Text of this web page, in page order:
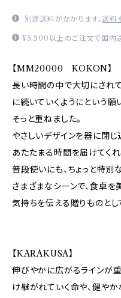
別途送料がかかります。送料
¥5,500以上のご注文で国内
【MM20000 KOKON】
長い時間の中で大切にされ
に続いていくようにという
そっと重ねました。
やさしいデザインを器に閉
あたたまる時間を届けてくれ
普段使いにも、ちょっと特別
さまざまなシーンで、食卓を
気持ちを伝える贈りものとし
【KARAKUSA】
伸びやかに広がるラインが
け継がれていく命や、健やか